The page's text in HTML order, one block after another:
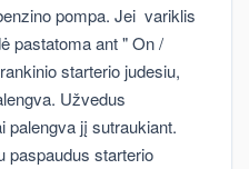
pompa. Jei variklis
pastatoma ant " On /
starterio judesiu,
Užvedus
palengva jį sutraukiant.
paspaudus starterio